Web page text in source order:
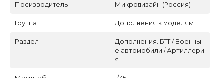
Производитель Микродизайн (Россия)
Группа Дополнения к моделям
Раздел
Дополнения. БТТ / Военны
е автомобили / Артиллери
я